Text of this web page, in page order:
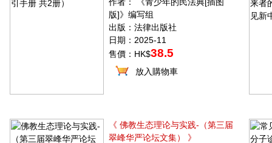
版]》编写组
出版：法律出版社
日期：2025-11
售價：HK$38.5
放入購物車
《 佛教生态理论与实践-（第三届
翠峰华严论坛文集） 》